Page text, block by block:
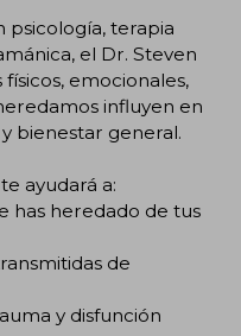
psicología, terapia
el Dr. Steven
emocionales,
influyen en
bienestar general.
ayudará a:
has heredado de tus
de
y disfunción